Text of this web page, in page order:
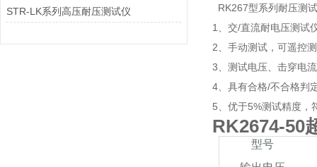
STR-LK系列高压耐压测试仪
RK267型系列耐压测
1、交/直流耐电压测试
2、手动测试，可遥控
3、测试电压、击穿电
4、具有合格/不合格判
5、优于5%测试精度，
RK2674-50
型号